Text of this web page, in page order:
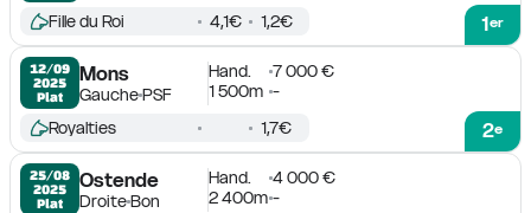
1er
Fille du Roi 4,1€ 1,2€
12/09
2025
Plat
Mons
GauchePSF
Hand.
7 000 €
1 500m -
2e
Royalties 1,7€
25/08
2025
Plat
Ostende
DroiteBon
Hand.
4 000 €
2 400m -